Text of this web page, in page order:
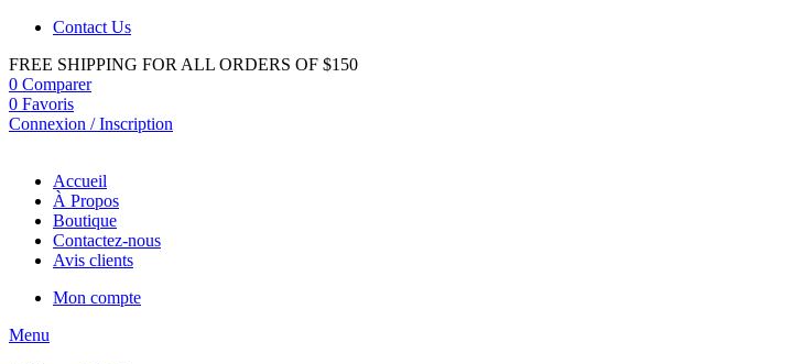
Contact Us
FREE SHIPPING FOR ALL ORDERS OF $150
0 Comparer
0 Favoris
Connexion / Inscription
Accueil
À Propos
Boutique
Contactez-nous
Avis clients
Mon compte
Menu